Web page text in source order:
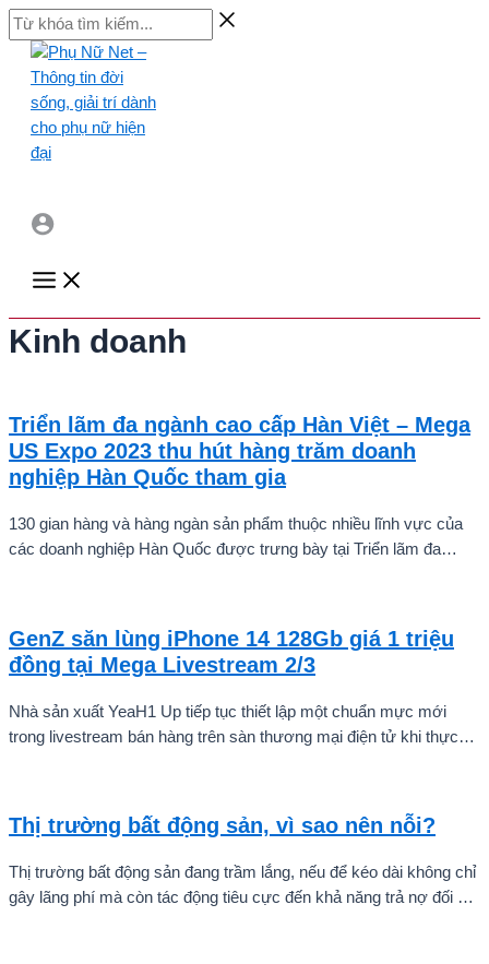
Skip
to
content
Từ
khóa
kiếm...
Main
Menu
Kinh doanh
Triển lãm đa ngành cao cấp Hàn Việt – Mega
US Expo 2023 thu hút hàng trăm doanh
nghiệp Hàn Quốc tham gia
130 gian hàng và hàng ngàn sản phẩm thuộc nhiều lĩnh vực của
các doanh nghiệp Hàn Quốc được trưng bày tại Triển lãm đa
GenZ săn lùng iPhone 14 128Gb giá 1 triệu
đồng tại Mega Livestream 2/3
Nhà sản xuất YeaH1 Up tiếp tục thiết lập một chuẩn mực mới
trong livestream bán hàng trên sàn thương mại điện tử khi thực
Local brand Việt Nam” kéo dài suốt 15 tiếng, bắt đầu từ 12h00
ngày 2/3 đến 3h00 sáng ngày 3/3/2023.
Thị trường bất động sản, vì sao nên nỗi?
Thị trường bất động sản đang trầm lắng, nếu để kéo dài không chỉ
gây lãng phí mà còn tác động tiêu cực đến khả năng trả nợ đối với